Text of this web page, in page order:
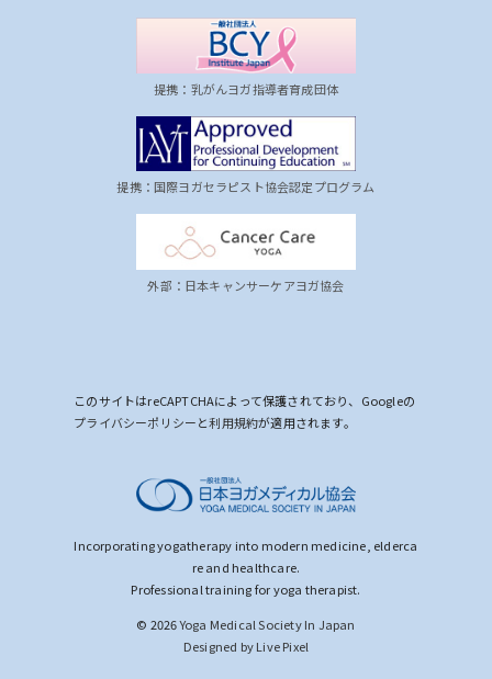
提携：乳がんヨガ指導者育成団体
提携：国際ヨガセラピスト協会認定プログラム
外部：日本キャンサーケアヨガ協会
このサイトはreCAPTCHAによって保護されており、Googleの
プライバシーポリシーと利用規約が適用されます。
Incorporating yogatherapy into modern medicine, elderca
re and healthcare.
Professional training for yoga therapist.
© 2026Yoga Medical Society In Japan
Designed by Live Pixel